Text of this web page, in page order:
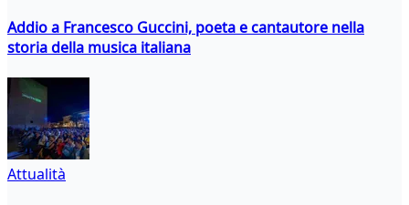
Addio a Francesco Guccini, poeta e cantautore nella
storia della musica italiana
Attualità